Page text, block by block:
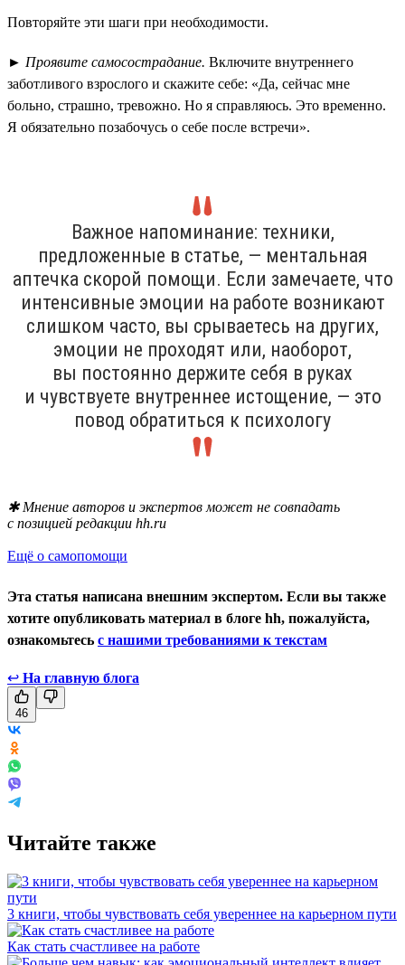
Повторяйте эти шаги при необходимости.
► Проявите самосострадание. Включите внутреннего
заботливого взрослого и скажите себе: «Да, сейчас мне
больно, страшно, тревожно. Но я справляюсь. Это временно.
Я обязательно позабочусь о себе после встречи».
Важное напоминание: техники,
предложенные в статье, — ментальная
аптечка скорой помощи. Если замечаете, что
интенсивные эмоции на работе возникают
слишком часто, вы срываетесь на других,
эмоции не проходят или, наоборот,
вы постоянно держите себя в руках
и чувствуете внутреннее истощение, — это
повод обратиться к психологу
✱ Мнение авторов и экспертов может не совпадать
с позицией редакции hh.ru
Ещё о самопомощи
Эта статья написана внешним экспертом. Если вы также
хотите опубликовать материал в блоге hh, пожалуйста,
ознакомьтесь с нашими требованиями к текстам
↩ На главную блога
46
Читайте также
3 книги, чтобы чувствовать себя увереннее на карьерном пути
Как стать счастливее на работе